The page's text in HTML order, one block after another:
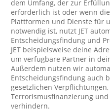
dem Umfang, der zur
erforderlich ist oder wenn
Plattformen und Dienste für
notwendig ist, nutzt JET
Entscheidungsfindung und
JET beispielsweise deine
um verfügbare Partner in
Außerdem nutzen wir
Entscheidungsfindung auch
gesetzlichen
Terrorismusfinanzierung
verhindern.